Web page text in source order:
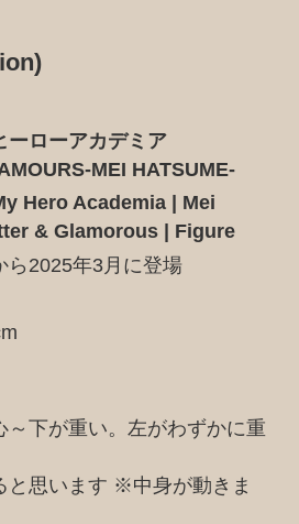
ーローアカデミア
MEI HATSUME-
Hero Academia | Mei
& Glamorous | Figure
ら2025年3月に登場
～下が重い。左がわずかに重
思います ※中身が動きま